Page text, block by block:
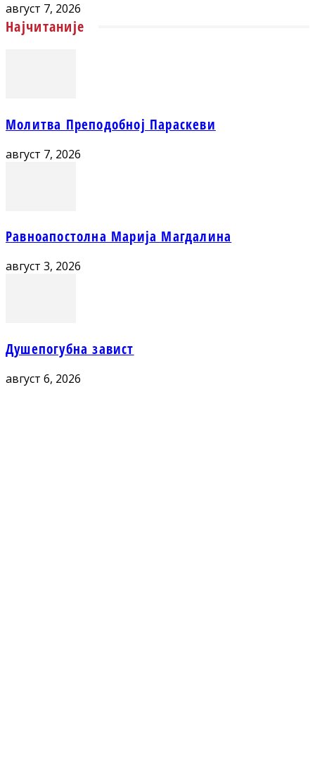
август 7, 2026
Најчитаније
Молитва Преподобној Параскеви
август 7, 2026
Равноапостолна Марија Магдалина
август 3, 2026
Душепогубна завист
август 6, 2026